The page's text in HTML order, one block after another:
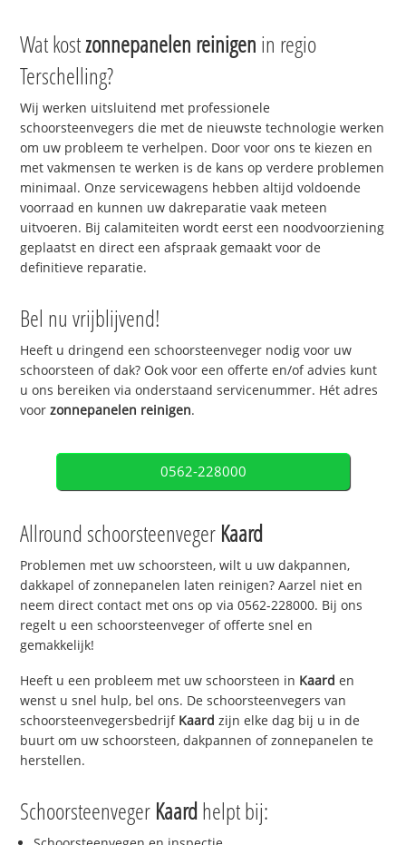
Wat kostzonnepanelen reinigen in regio
Terschelling?
Wij werken uitsluitend met professionele
schoorsteenvegers die met de nieuwste technologie werken
om uw probleem te verhelpen. Door voor ons te kiezen en
met vakmensen te werken is de kans op verdere problemen
minimaal. Onze servicewagens hebben altijd voldoende
voorraad en kunnen uw dakreparatie vaak meteen
uitvoeren. Bij calamiteiten wordt eerst een noodvoorziening
geplaatst en direct een afspraak gemaakt voor de
definitieve reparatie.
Bel nu vrijblijvend!
Heeft u dringend een schoorsteenveger nodig voor uw
schoorsteen of dak? Ook voor een offerte en/of advies kunt
u ons bereiken via onderstaand servicenummer. Hét adres
voorzonnepanelen reinigen.
0562-228000
Allround schoorsteenveger Kaard
Problemen met uw schoorsteen, wilt u uw dakpannen,
dakkapel of zonnepanelen laten reinigen? Aarzel niet en
neem direct contact met ons op via 0562-228000. Bij ons
regelt u een schoorsteenveger of offerte snel en
gemakkelijk!
Heeft u een probleem met uw schoorsteen in Kaard en
wenst u snel hulp, bel ons. De schoorsteenvegers van
schoorsteenvegersbedrijf Kaard zijn elke dag bij u in de
buurt om uw schoorsteen, dakpannen of zonnepanelen te
herstellen.
Schoorsteenveger Kaardhelpt bij: